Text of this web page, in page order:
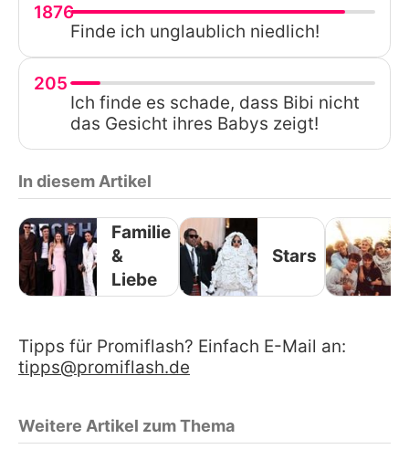
1876
Finde ich unglaublich niedlich!
205
Ich finde es schade, dass Bibi nicht
das Gesicht ihres Babys zeigt!
In diesem Artikel
Familie
&
Liebe
Stars
Tipps für Promiflash? Einfach E-Mail an:
tipps@promiflash.de
Weitere Artikel zum Thema